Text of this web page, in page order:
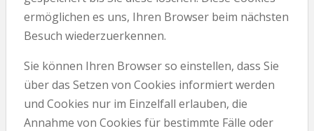
ermöglichen es uns, Ihren Browser beim nächsten
Besuch wiederzuerkennen.
Sie können Ihren Browser so einstellen, dass Sie
über das Setzen von Cookies informiert werden
und Cookies nur im Einzelfall erlauben, die
Annahme von Cookies für bestimmte Fälle oder